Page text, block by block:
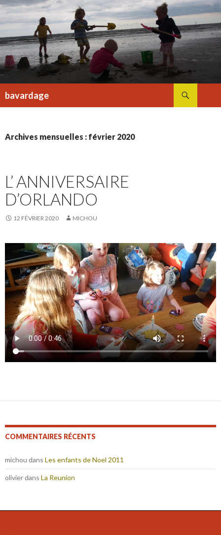
bavardage
Archives mensuelles : février 2020
L’ ANNIVERSAIRE
D’ORLANDO
12 FÉVRIER 2020 MICHOU
COMMENTAIRES RÉCENTS
michou dans Les enfants de Noel 2011
olivierdans La Reunion